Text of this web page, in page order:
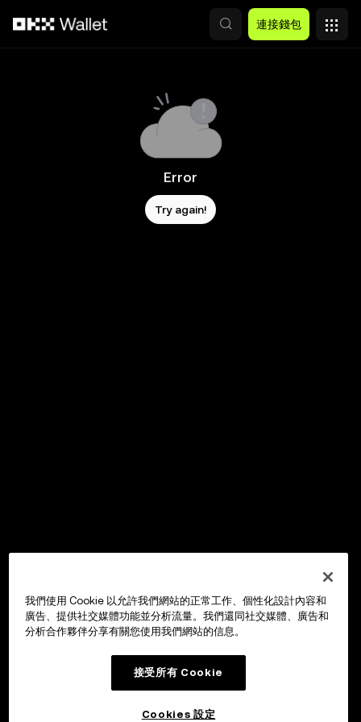
連接錢包
Error
Try again!
我們使用 Cookie 以允許我們網站的正常工作、個性化設計內容和
廣告、提供社交媒體功能並分析流量。我們還同社交媒體、廣告和
分析合作夥伴分享有關您使用我們網站的信息。
接受所有 Cookie
Cookies 設定